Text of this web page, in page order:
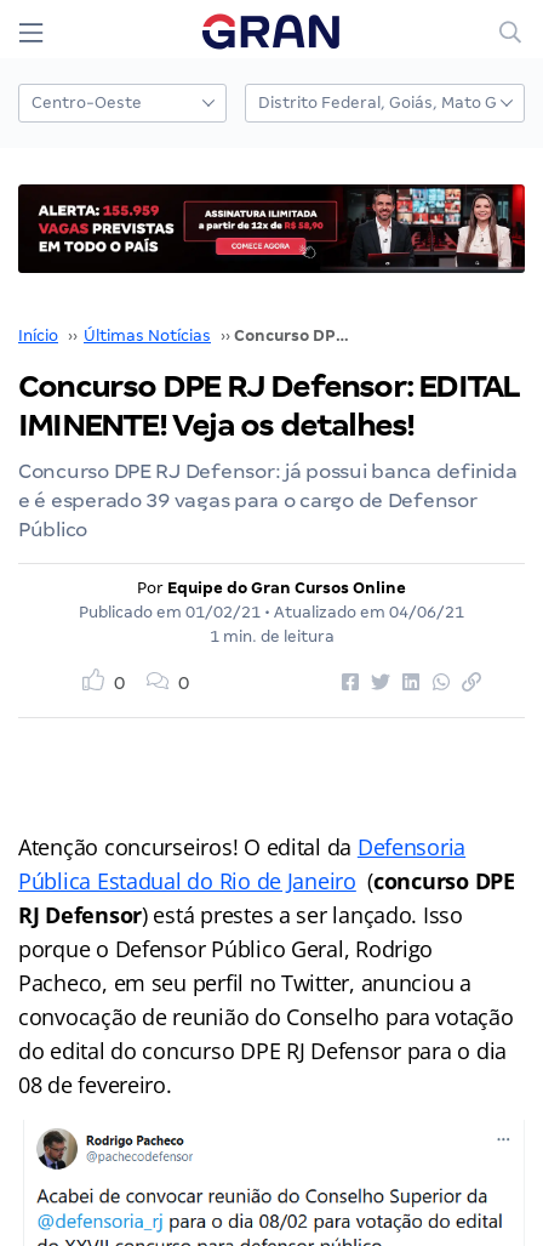
Início ›› Últimas Notícias ›› Concurso DPE RJ Defensor: EDITAL IMINENTE! Veja os detalhes!
Concurso DPE RJ Defensor: EDITAL
IMINENTE! Veja os detalhes!
Concurso DPE RJ Defensor: já possui banca definida
e é esperado 39 vagas para o cargo de Defensor
Público
Por Equipe do Gran Cursos Online
Publicado em 01/02/21 • Atualizado em 04/06/21
1 min. de leitura
0 0
Atenção concurseiros! O edital da Defensoria
Pública Estadual do Rio de Janeiro (concurso DPE
RJ Defensor) está prestes a ser lançado. Isso
porque o Defensor Público Geral, Rodrigo
Pacheco, em seu perfil no Twitter, anunciou a
convocação de reunião do Conselho para votação
do edital do concurso DPE RJ Defensor para o dia
08 de fevereiro.